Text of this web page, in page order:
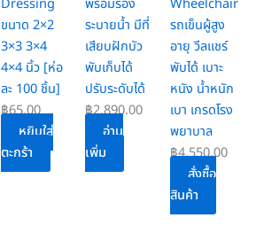
Dressing
ขนาด 2×2
3×3 3×4
4×4 นิ้ว [ห่อ
ละ 100 ชิ้น]
฿65.00
หยิบใส่
ตะกร้า
พร้อมร่อง
ระบายน้ำ มีที่
เสียบฝักบัว
พับเก็บได้
ปรับระดับได้
฿2,890.00
อ่าน
เพิ่ม
Wheelchair
รถเข็นผู้สูง
อายุ วีลแชร์
พับได้ เบาะ
หนัง น้ำหนัก
เบา เกรดโรง
พยาบาล
฿4,550.00
สั่งซื้อ
สินค้า